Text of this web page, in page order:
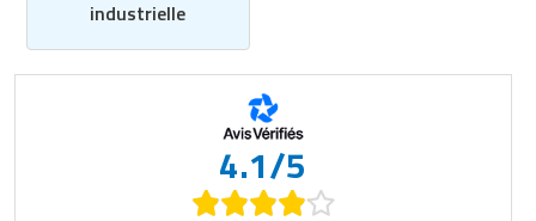
industrielle
4.1/5